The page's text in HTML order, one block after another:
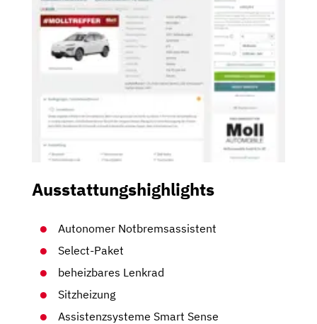
Ausstattungshighlights
Autonomer Notbremsassistent
Select-Paket
beheizbares Lenkrad
Sitzheizung
Assistenzsysteme Smart Sense